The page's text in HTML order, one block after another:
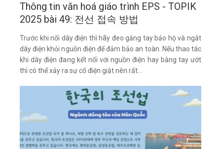
Thông tin văn hoá giáo trình EPS - TOPIK
2025 bài 49: 전선 접속 방법
Trước khi nối dây điện thì hãy đeo găng tay bảo hộ và ngắt
dây điện khỏi nguồn điện để đảm bảo an toàn. Nếu thao tác
khi dây điện đang kết nối với nguồn điện hay bằng tay ướt
thì có thể xảy ra sự cố điện giật nên rất...